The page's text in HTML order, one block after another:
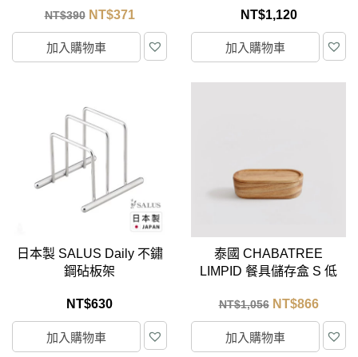
NT$390 NT$371
加入購物車
NT$1,120
加入購物車
日本製 SALUS Daily 不鏽
鋼砧板架
NT$630
加入購物車
泰國 CHABATREE
LIMPID 餐具儲存盒 S 低
NT$1,056 NT$866
加入購物車